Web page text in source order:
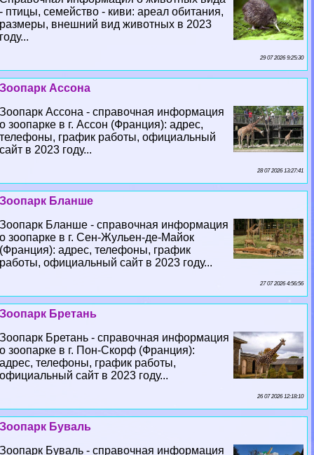
- птицы, семейство - киви: ареал обитания,
размеры, внешний вид животных в 2023
году...
29 07 2026 9:25:30
Зоопарк Ассона
Зоопарк Ассона - справочная информация
о зоопарке в г. Ассон (Франция): адрес,
телефоны, график работы, официальный
сайт в 2023 году...
28 07 2026 13:27:41
Зоопарк Бланше
Зоопарк Бланше - справочная информация
о зоопарке в г. Сен-Жульен-де-Майок
(Франция): адрес, телефоны, график
работы, официальный сайт в 2023 году...
27 07 2026 4:56:56
Зоопарк Бретань
Зоопарк Бретань - справочная информация
о зоопарке в г. Пон-Скорф (Франция):
адрес, телефоны, график работы,
официальный сайт в 2023 году...
26 07 2026 12:18:10
Зоопарк Буваль
Зоопарк Буваль - справочная информация